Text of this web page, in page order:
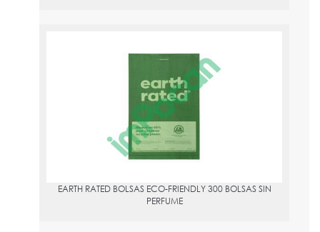
EARTH RATED BOLSAS ECO-FRIENDLY 300 BOLSAS SIN PERFUME
EARTH RATED BOLSAS ECO-FRIENDLY 300 BOLSAS SIN
PERFUME